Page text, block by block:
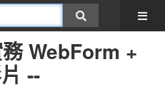
WebForm +
--